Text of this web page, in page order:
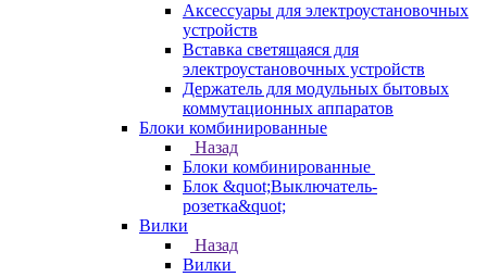
Аксессуары для электроустановочных
устройств
Вставка светящаяся для
электроустановочных устройств
Держатель для модульных бытовых
коммутационных аппаратов
Блоки комбинированные
Назад
Блоки комбинированные
Блок &quot;Выключатель-
розетка&quot;
Вилки
Назад
Вилки